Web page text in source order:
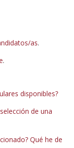
as.
.
disponibles?
de una
Qué he de